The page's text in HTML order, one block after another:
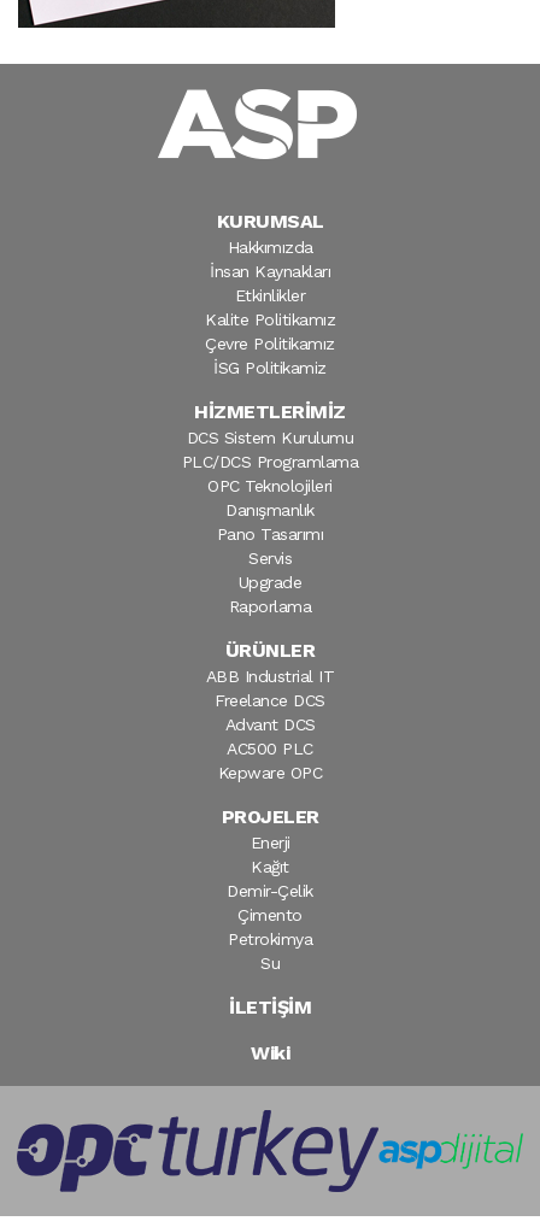
KURUMSAL
Hakkımızda
İnsan Kaynakları
Etkinlikler
Kalite Politikamız
Çevre Politikamız
İSG Politikamiz
HİZMETLERİMİZ
DCS Sistem Kurulumu
PLC/DCS Programlama
OPC Teknolojileri
Danışmanlık
Pano Tasarımı
Servis
Upgrade
Raporlama
ÜRÜNLER
ABB Industrial IT
Freelance DCS
Advant DCS
AC500 PLC
Kepware OPC
PROJELER
Enerji
Kağıt
Demir-Çelik
Çimento
Petrokimya
Su
İLETİŞİM
Wiki